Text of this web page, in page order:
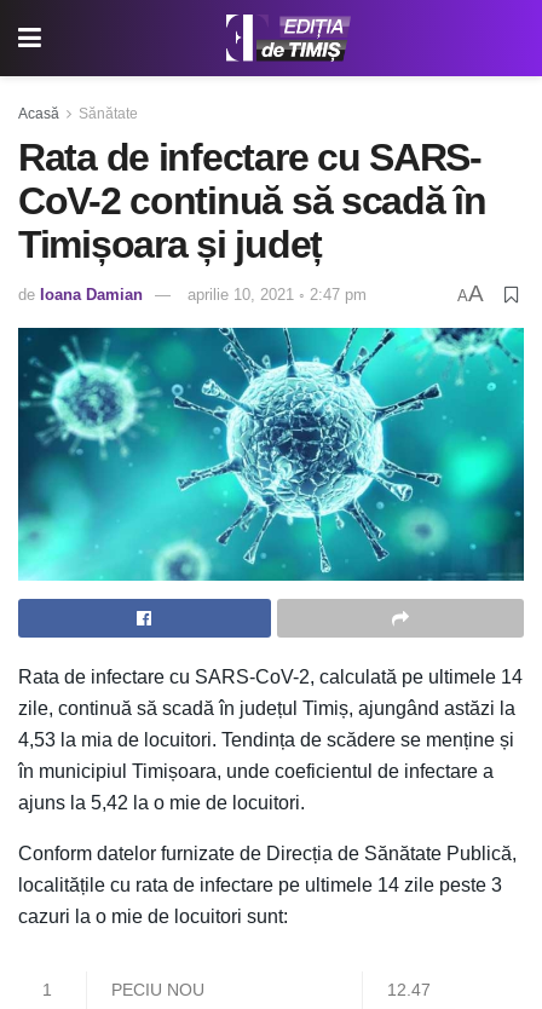
Acasă Sănătate
Rata de infectare cu SARS-
CoV-2 continuă să scadă în
Timișoara și județ
de Ioana Damian aprilie 10, 2021 ◦ 2:47 pm AA
Rata de infectare cu SARS-CoV-2, calculată pe ultimele 14
zile, continuă să scadă în județul Timiș, ajungând astăzi la
4,53 la mia de locuitori. Tendința de scădere se menține și
în municipiul Timișoara, unde coeficientul de infectare a
ajuns la 5,42 la o mie de locuitori.
Conform datelor furnizate de Direcția de Sănătate Publică,
localitățile cu rata de infectare pe ultimele 14 zile peste 3
cazuri la o mie de locuitori sunt:
1 PECIU NOU 12.47